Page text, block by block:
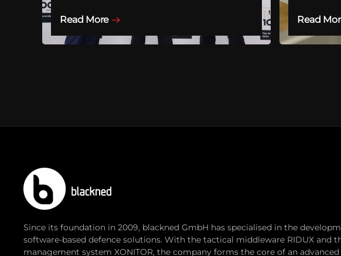
Read More Read
Since its foundation in 2009, blackned GmbH has specialised in the
software-based defence solutions. With the tactical middleware RIDUX and
management system XONITOR, the company forms the core of an advanced